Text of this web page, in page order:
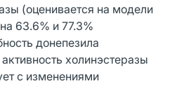
(оценивается на модели
63.6% и 77.3%
донепезила
холинэстеразы
с изменениями